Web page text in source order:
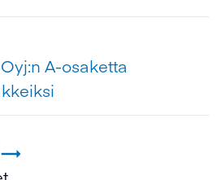
A-osaketta
